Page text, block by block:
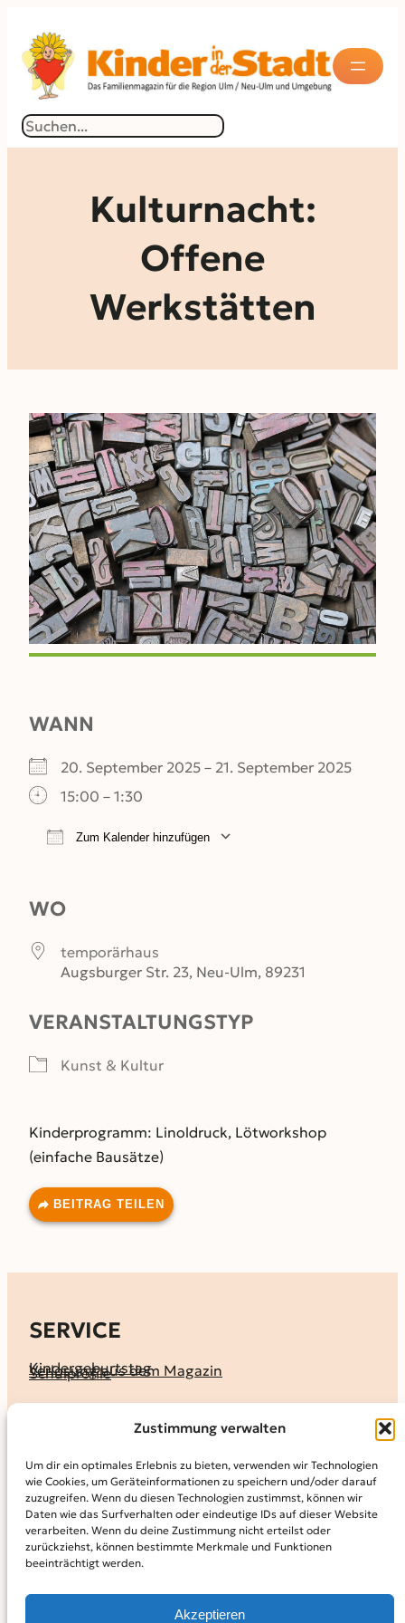
Zustimmung verwalten
Um dir ein optimales Erlebnis zu bieten, verwenden wir Technologien
wie Cookies, um Geräteinformationen zu speichern und/oder darauf
zuzugreifen. Wenn du diesen Technologien zustimmst, können wir
Daten wie das Surfverhalten oder eindeutige IDs auf dieser Website
verarbeiten. Wenn du deine Zustimmung nicht erteilst oder
zurückziehst, können bestimmte Merkmale und Funktionen
beeinträchtigt werden.
Akzeptieren
Inhalt
springen
Suchen
Kulturnacht:
Offene
Werkstätten
WANN
20. September 2025 – 21. September 2025
15:00 – 1:30
Zum Kalender hinzufügen
WO
temporärhaus
Augsburger Str. 23, Neu-Ulm, 89231
VERANSTALTUNGSTYP
Kunst & Kultur
Kinderprogramm: Linoldruck, Lötworkshop
(einfache Bausätze)
BEITRAG TEILEN
SERVICE
Kindergeburtstag
Verlosung aus dem Magazin
Schulprofile
KALENDER
MAGAZIN
KidS-Ausgaben online lesen
Abonnement
Archiv
INFO